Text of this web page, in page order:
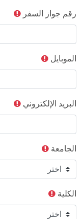
رقم جواز السفر
الموبايل
البريد الإلكتروني
الجامعة
الكلية